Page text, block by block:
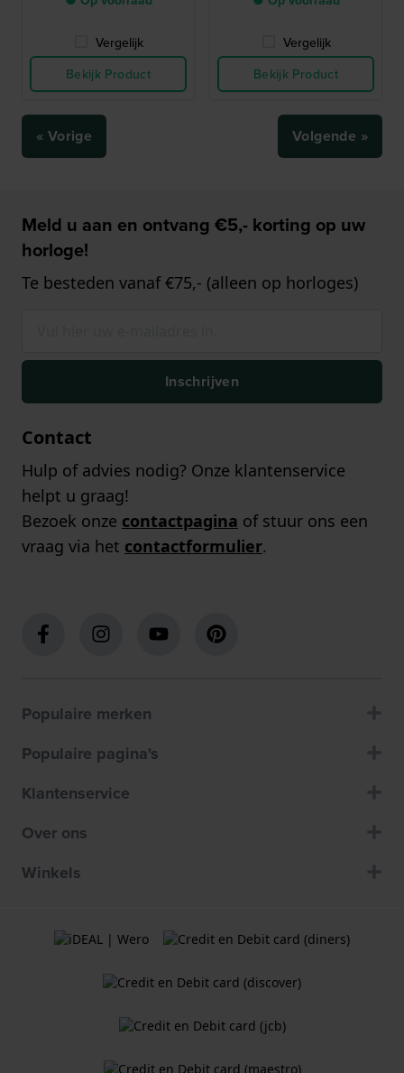
Vergelijk
Bekijk Product
Vergelijk
Bekijk Product
« Vorige Volgende »
Meld u aan en ontvang €5,- korting op uw
horloge!
Te besteden vanaf €75,- (alleen op horloges)
Inschrijven
Contact
Hulp of advies nodig? Onze klantenservice
helpt u graag!
Bezoek onze contactpagina of stuur ons een
vraag via het contactformulier.
Populaire merken
Populaire pagina's
Klantenservice
Over ons
Winkels